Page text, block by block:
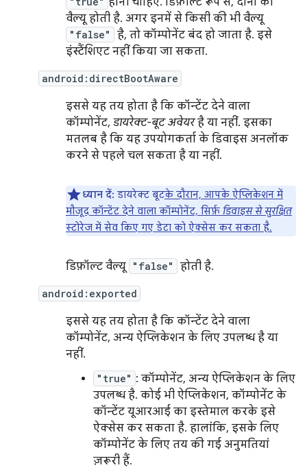
वैल्यू होती है. अगर इनमें से किसी की भी वैल्यू
"false"
है, तो कॉम्पोनेंट बंद हो जाता है. इसे
इंस्टैंशिएट नहीं किया जा सकता.
android:directBootAware
इससे यह तय होता है कि कॉन्टेंट देने वाला
कॉम्पोनेंट, डायरेक्ट-बूट अवेयरहै या नहीं. इसका
मतलब है कि यह उपयोगकर्ता के डिवाइस अनलॉक
करने से पहले चल सकता है या नहीं.
ध्यान दें: डायरेक्ट बूटके दौरान, आपके ऐप्लिकेशन में
मौजूद कॉन्टेंट देने वाला कॉम्पोनेंट, सिर्फ़ डिवाइस से सुरक्षित
स्टोरेज में सेव किए गए डेटा को ऐक्सेस कर सकता है.
डिफ़ॉल्ट वैल्यू "false" होती है.
android:exported
इससे यह तय होता है कि कॉन्टेंट देने वाला
कॉम्पोनेंट, अन्य ऐप्लिकेशन के लिए उपलब्ध है या
नहीं.
"true" : कॉम्पोनेंट, अन्य ऐप्लिकेशन के लिए
उपलब्ध है. कोई भी ऐप्लिकेशन, कॉम्पोनेंट के
कॉन्टेंट यूआरआई का इस्तेमाल करके इसे
ऐक्सेस कर सकता है. हालांकि, इसके लिए
कॉम्पोनेंट के लिए तय की गई अनुमतियां
ज़रूरी हैं.